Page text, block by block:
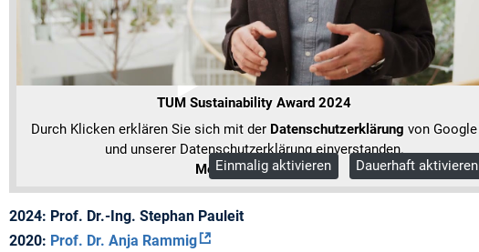
TUM Sustainability Award 2024
Durch Klicken erklären Sie sich mit der Datenschutzerklärung von Google
und unserer Datenschutzerklärung einverstanden.
Mehr Informationen
Einmalig aktivieren Dauerhaft aktivieren
2024: Prof. Dr.-Ing. Stephan Pauleit
2020: Prof. Dr. Anja Rammig